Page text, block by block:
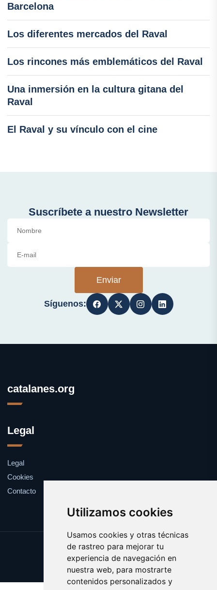
Utilizamos cookies
Usamos cookies y otras técnicas
de rastreo para mejorar tu
experiencia de navegación en
nuestra web, para mostrarte
contenidos personalizados y
Barcelona
Los diferentes mercados del Raval
Los rincones más emblemáticos del Raval
Una inmersión en la cultura gitana del
Raval
El Raval y su vínculo con el cine
Suscríbete a nuestro Newsletter
Enviar
Síguenos:
catalanes.org
Legal
Legal
Cookies
Contacto
Update cookies preferences
Copyright © 2025 catalanes.org